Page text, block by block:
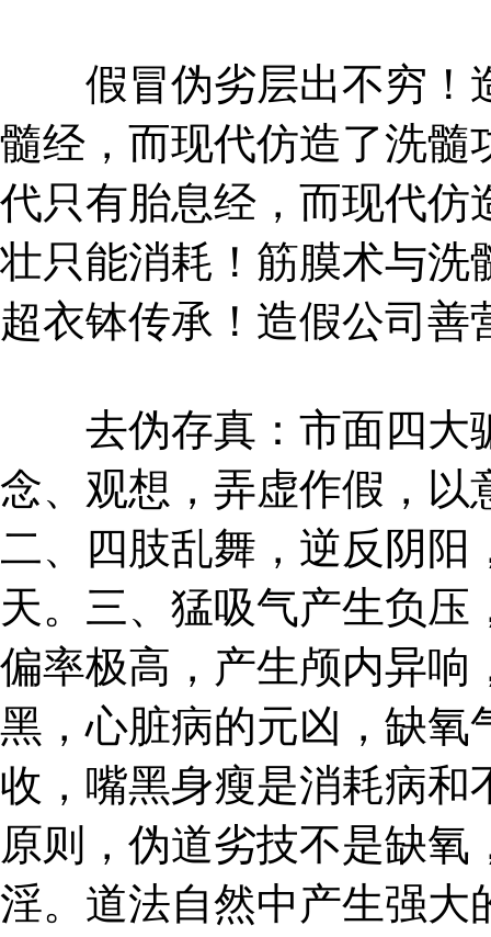
假冒伪劣层出不穷！
髓经，而现代仿造了洗髓
代只有胎息经，而现代仿
壮只能消耗！筋膜术与洗
超衣钵传承！造假公司善
去伪存真：市面四大
念、观想，弄虚作假，以
二、四肢乱舞，逆反阴阳
天。三、猛吸气产生负
偏率极高，产生颅内异响
黑，心脏病的元凶，缺氧
收，嘴黑身瘦是消耗病和
原则，伪道劣技不是缺
淫。道法自然中产生强大